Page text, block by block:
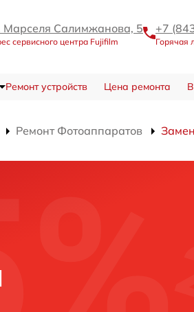
Марселя Салимжанова, 5
сервисного центра Fujifilm
+7
Горячая
Ремонт устройств Цена ремонта
Ремонт Фотоаппаратов